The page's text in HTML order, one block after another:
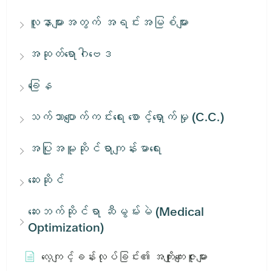
လူနာများအတွက် အရင်းအမြစ်များ
အဆုတ်ရောဂါဗေဒ
ခြေန
သက်သာပျောက်ကင်းရေး စောင့်ရှောက်မှု (C.C.)
အပြုအမူဆိုင်ရာကျန်းမာရေး
ဆေးဆိုင်
ဆေးဘက်ဆိုင်ရာ ဆီမွမ်းမဲ (Medical
Optimization)
လေ့ကျင့်ခန်းလုပ်ခြင်း၏ အကျိုးကျေးဇူးများ